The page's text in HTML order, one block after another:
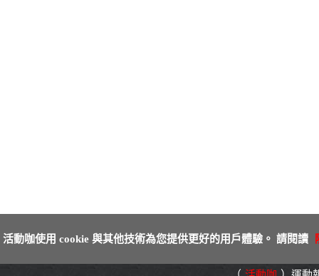
活動咖使用 cookie 與其他技術為您提供更好的用戶體驗。 請閱讀